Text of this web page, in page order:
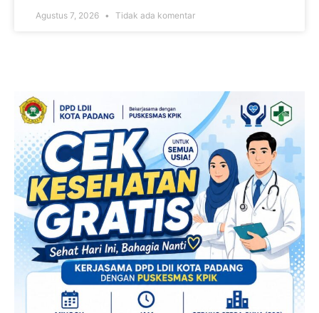
Agustus 7, 2026 Tidak ada komentar